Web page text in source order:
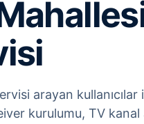
arayan
kurulumu, TV